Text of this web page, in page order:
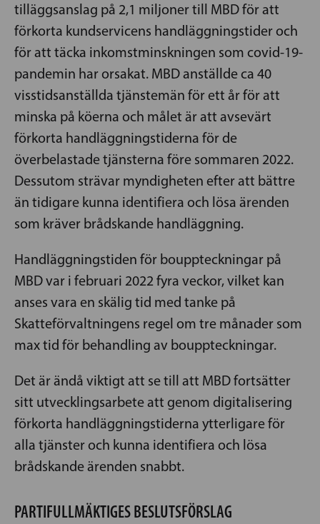
tilläggsanslag på 2,1 miljoner till MBD för att
förkorta kundservicens handläggningstider och
för att täcka inkomstminskningen som covid-19-
pandemin har orsakat. MBD anställde ca 40
visstidsanställda tjänstemän för ett år för att
minska på köerna och målet är att avsevärt
förkorta handläggningstiderna för de
överbelastade tjänsterna före sommaren 2022.
Dessutom strävar myndigheten efter att bättre
än tidigare kunna identifiera och lösa ärenden
som kräver brådskande handläggning.
Handläggningstiden för bouppteckningar på
MBD var i februari 2022 fyra veckor, vilket kan
anses vara en skälig tid med tanke på
Skatteförvaltningens regel om tre månader som
max tid för behandling av bouppteckningar.
Det är ändå viktigt att se till att MBD fortsätter
sitt utvecklingsarbete att genom digitalisering
förkorta handläggningstiderna ytterligare för
alla tjänster och kunna identifiera och lösa
brådskande ärenden snabbt.
PARTIFULLMÄKTIGES BESLUTSFÖRSLAG